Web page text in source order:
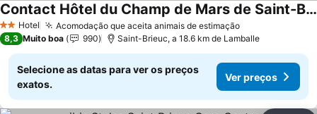
2 Estrelas
Hotel Acomodação que aceita animais de estimação
Contact Hôtel du Champ de Mars de Saint-Brieuc
8,3 Muito boa 990 Saint-Brieuc, a 18.6 km de Lamballe
Selecione as datas para ver os preços
exatos.
Ver preços